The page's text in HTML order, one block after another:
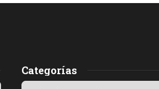
Categorías